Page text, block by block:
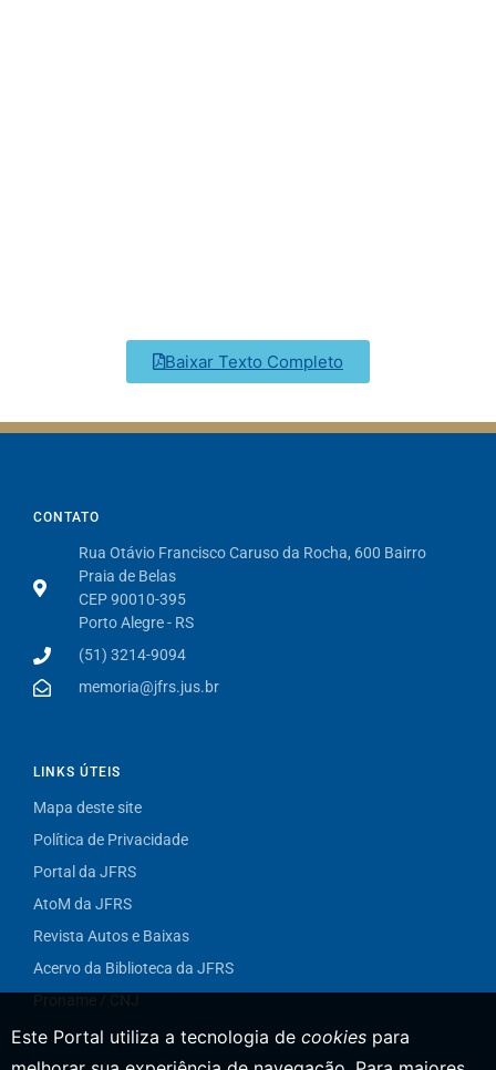
Baixar Texto Completo
CONTATO
Rua Otávio Francisco Caruso da Rocha, 600 Bairro
Praia de Belas
CEP 90010-395
Porto Alegre - RS
(51) 3214-9094
memoria@jfrs.jus.br
LINKS ÚTEIS
Mapa deste site
Política de Privacidade
Portal da JFRS
AtoM da JFRS
Revista Autos e Baixas
Acervo da Biblioteca da JFRS
Este Portal utiliza a tecnologia de cookies para